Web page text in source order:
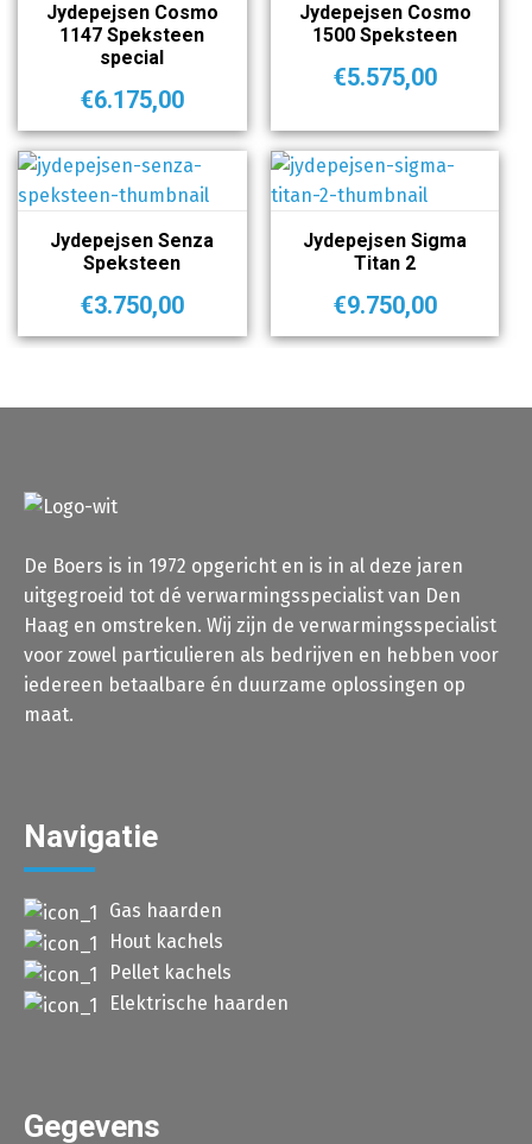
Jydepejsen Cosmo
1147 Speksteen
special
€6.175,00
Jydepejsen Cosmo
1500 Speksteen
€5.575,00
Jydepejsen Senza
Speksteen
€3.750,00
Jydepejsen Sigma
Titan 2
€9.750,00
De Boers is in 1972 opgericht en is in al deze jaren
uitgegroeid tot dé verwarmingsspecialist van Den
Haag en omstreken. Wij zijn de verwarmingsspecialist
voor zowel particulieren als bedrijven en hebben voor
iedereen betaalbare én duurzame oplossingen op
maat.
Navigatie
Gas haarden
Hout kachels
Pellet kachels
Elektrische haarden
Gegevens